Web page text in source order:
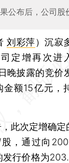
公布后，公司股
刘彩萍）沉寂
司定增再次进
晚披露的竞价
额15亿元，
次定增确定
，通过向
行价格为